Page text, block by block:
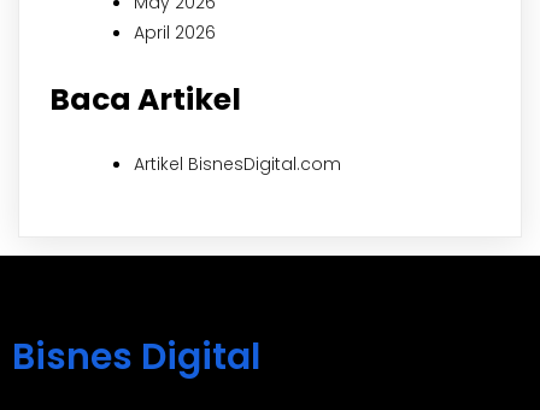
April 2026
Baca Artikel
Artikel BisnesDigital.com
Bisnes Digital